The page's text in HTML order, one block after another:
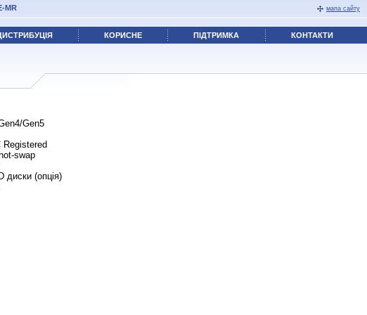
MR мапа сайту
КОРИСНЕ ПІДТРИМКА КОНТАКТИ
Gen5
Registered
swap
диски (опція)